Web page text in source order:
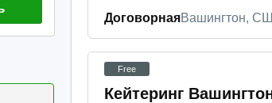
ДоговорнаяВашингтон,
Free
Кейтеринг